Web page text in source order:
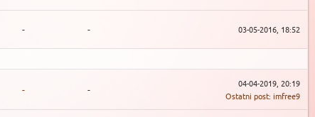
- - 03-05-2016, 18:52
- -
04-04-2019, 20:19
Ostatni post: imfree9